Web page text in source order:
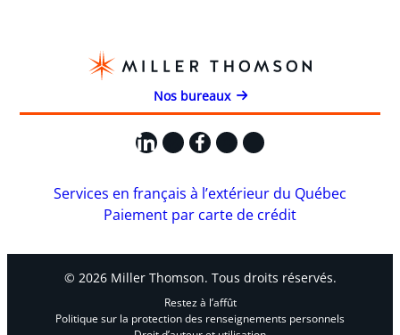
Nos bureaux
LinkedIn
X Facebook
Instagram
YouTube
Services en français à l’extérieur du Québec
Paiement par carte de crédit
© 2026 Miller Thomson. Tous droits réservés.
Restez à l’affût
Politique sur la protection des renseignements personnels